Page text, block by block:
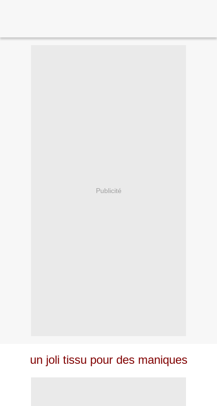
Publicité
un joli tissu pour des maniques